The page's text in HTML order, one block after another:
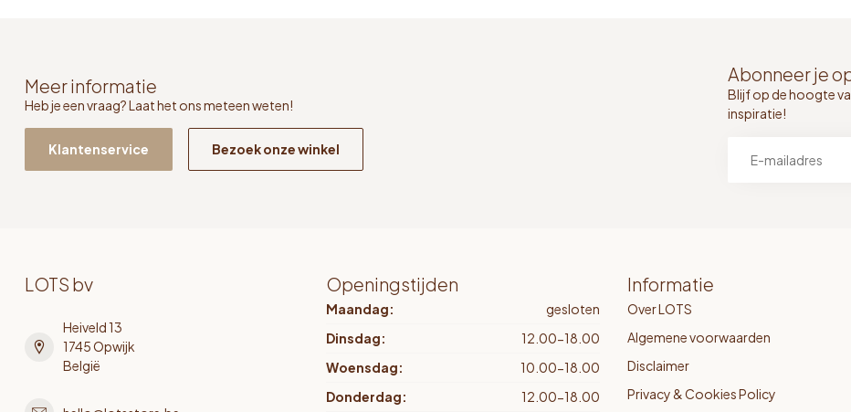
Meer informatie
Heb je een vraag? Laat het ons meteen weten!
Klantenservice Bezoek onze winkel
Abonneer je
Blijf op de hoogte
inspiratie!
LOTS bv
Heiveld 13
1745 Opwijk
België
Openingstijden
Maandag:
gesloten
Dinsdag:
12.00-18.00
Woensdag:
10.00-18.00
Donderdag:
12.00-18.00
Informatie
Over LOTS
Algemene voorwaarden
Disclaimer
Privacy & Cookies Policy